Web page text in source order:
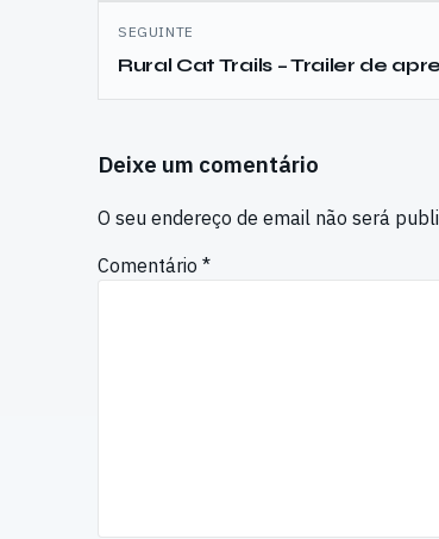
artigos
SEGUINTE
Rural Cat Trails – Trailer de
Deixe um comentário
O seu endereço de email não será
Comentário *